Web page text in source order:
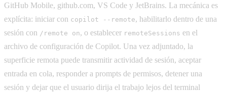
GitHub Mobile, github.com, VS Code y JetBrains. La mecánica es
explícita: iniciar con copilot --remote, habilitarlo dentro de una
sesión con /remote on, o establecer remoteSessions en el
archivo de configuración de Copilot. Una vez adjuntado, la
superficie remota puede transmitir actividad de sesión, aceptar
entrada en cola, responder a prompts de permisos, detener una
sesión y dejar que el usuario dirija el trabajo lejos del terminal